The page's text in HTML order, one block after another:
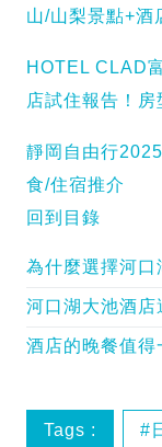
山/山梨景點+酒
HOTEL CLAD
店試住報告！房
靜岡自由行
食/住宿推介
回到目錄
為什麼選擇河口
河口湖大池酒店
酒店的晚餐值得
Tags :